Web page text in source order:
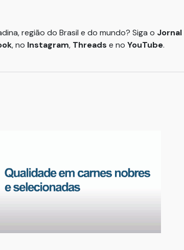
região do Brasil e do mundo? Siga o Jornal
, no Instagram, Threads e no YouTube.